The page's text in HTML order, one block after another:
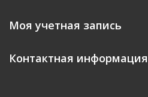
Моя учетная запись
Контактная информация